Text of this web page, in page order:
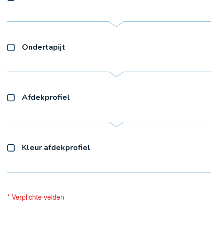
Ondertapijt
Afdekprofiel
Kleur afdekprofiel
* Verplichte velden